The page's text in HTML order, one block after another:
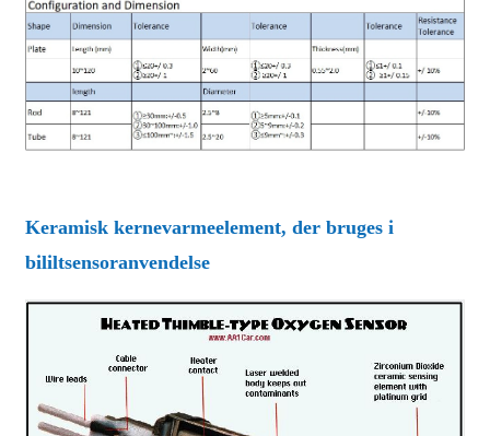
Keramisk kernevarmeelement, der bruges i
bililtsensoranvendelse